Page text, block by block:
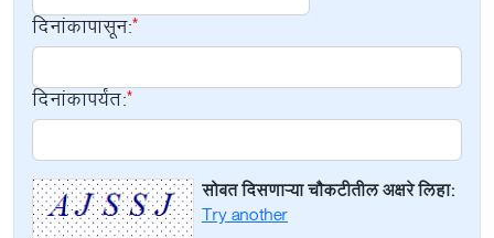
दिनांकापासून:
दिनांकापर्यंत:
सोबत दिसणाऱ्या चौकटीतील अक्षरे लिहा:
Try another